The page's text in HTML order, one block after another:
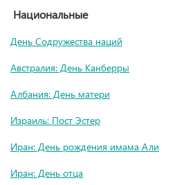
Национальные
День Содружества наций
Австралия: День Канберры
Албания: День матери
Израиль: Пост Эстер
Иран: День рождения имама Али
Иран: День отца